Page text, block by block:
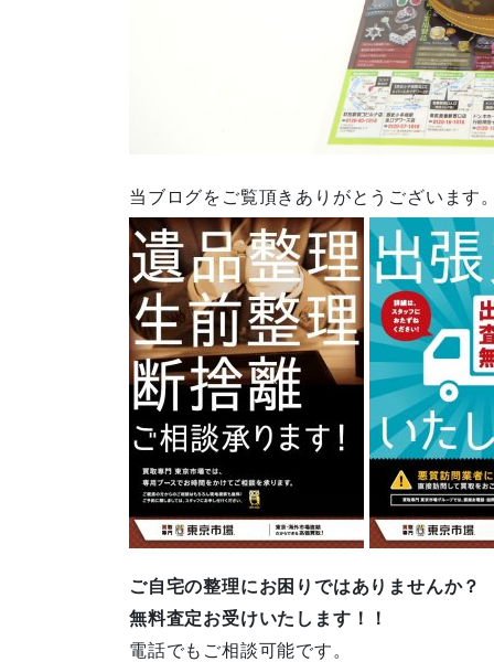
当ブログをご覧頂きありがとうございます
ご自宅の整理にお困りではありませんか？
無料査定お受けいたします！！
電話でもご相談可能です。